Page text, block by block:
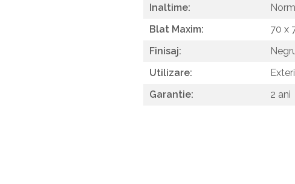
Inaltime:
Blat Maxim:
70 x
Finisaj:
Utilizare:
Garantie:
2 ani